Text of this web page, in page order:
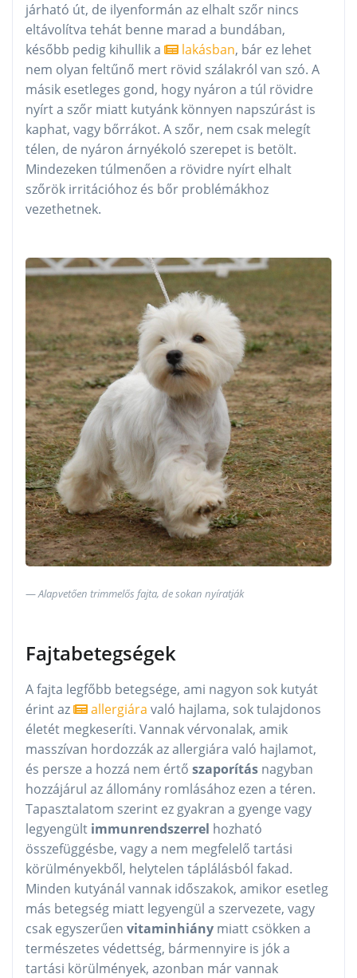
járható út, de ilyenformán az elhalt szőr nincs
eltávolítva tehát benne marad a bundában,
később pedig kihullik a
lakásban, bár ez lehet
nem olyan feltűnő mert rövid szálakról van szó. A
másik esetleges gond, hogy nyáron a túl rövidre
nyírt a szőr miatt kutyánk könnyen napszúrást is
kaphat, vagy bőrrákot. A szőr, nem csak melegít
télen, de nyáron árnyékoló szerepet is betölt.
Mindezeken túlmenően a rövidre nyírt elhalt
szőrök irritációhoz és bőr problémákhoz
vezethetnek.
Alapvetően trimmelős fajta, de sokan nyíratják
Fajtabetegségek
A fajta legfőbb betegsége, ami nagyon sok kutyát
érint az
allergiára való hajlama, sok tulajdonos
életét megkeseríti. Vannak vérvonalak, amik
masszívan hordozzák az allergiára való hajlamot,
és persze a hozzá nem értő szaporítás nagyban
hozzájárul az állomány romlásához ezen a téren.
Tapasztalatom szerint ez gyakran a gyenge vagy
legyengült immunrendszerrel hozható
összefüggésbe, vagy a nem megfelelő tartási
körülményekből, helytelen táplálásból fakad.
Minden kutyánál vannak időszakok, amikor esetleg
más betegség miatt legyengül a szervezete, vagy
csak egyszerűen vitaminhiány miatt csökken a
természetes védettség, bármennyire is jók a
tartási körülmények, azonban már vannak